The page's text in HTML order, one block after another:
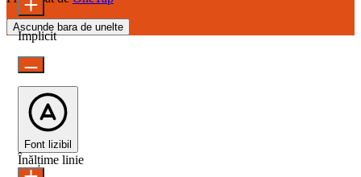
Ascunde bara de unelte
Implicit
Font lizibil
Înălțime linie